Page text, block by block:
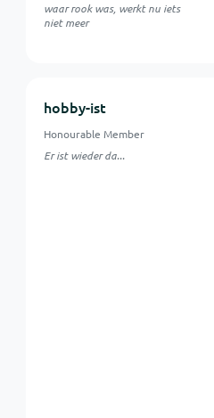
waar rook was, werkt nu iets
niet meer
hobby-ist
Honourable Member
Er ist wieder da...